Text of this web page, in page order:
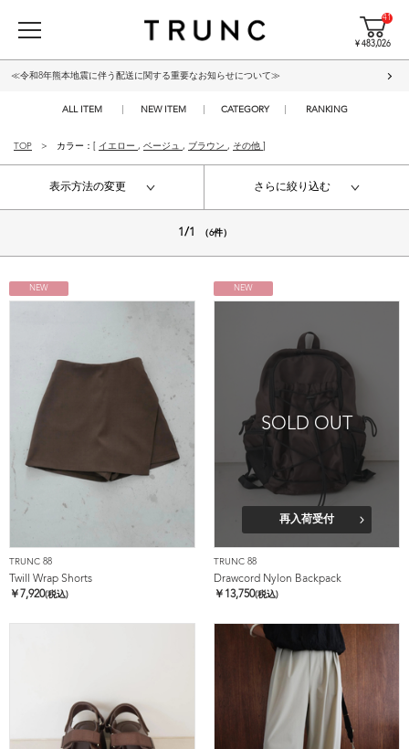
41
¥ 483,026
≪令和8年熊本地震に伴う配送に関する重要なお知らせについて≫
ALL ITEM NEW ITEM CATEGORY RANKING
TOP カラー：[ イエロー , ベージュ , ブラウン , その他
表示方法の変更 さらに絞り込む
1/1 （6件）
NEW
TRUNC 88
Twill Wrap Shorts
￥ 7,920(税込)
NEW
SOLD OUT
再入荷受付
TRUNC 88
Drawcord Nylon Backpack
￥ 13,750(税込)